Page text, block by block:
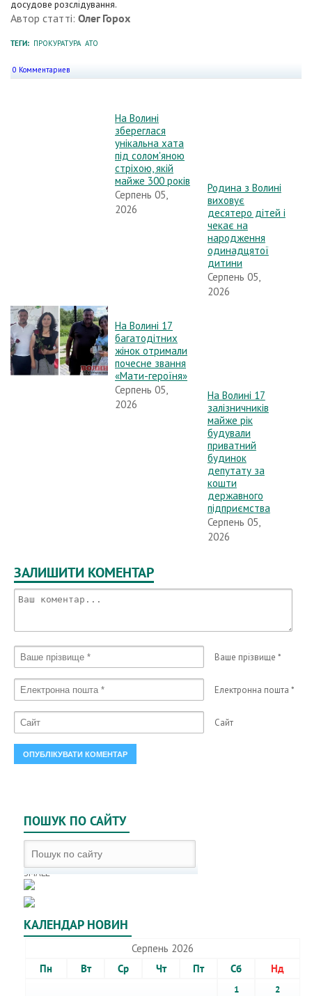
досудове розслідування.
Автор статті: Олег Горох
ТЕГИ: ПРОКУРАТУРА АТО
0 Комментариев
На Волині
збереглася
унікальна хата
під солом'яною
стріхою, якій
майже 300 років
Серпень 05,
2026
Родина з Волині
виховує
десятеро дітей і
чекає на
народження
одинадцятої
дитини
Серпень 05,
2026
На Волині 17
багатодітних
жінок отримали
почесне звання
«Мати-героїня»
Серпень 05,
2026
На Волині 17
залізничників
майже рік
будували
приватний
будинок
депутату за
кошти
державного
підприємства
Серпень 05,
2026
ЗАЛИШИТИ КОМЕНТАР
Ваше прізвище *
Електронна пошта *
Сайт
ПОШУК ПО САЙТУ
SMALL
КАЛЕНДАР НОВИН
Серпень 2026
Пн
Вт Ср Чт Пт Сб Нд
1
2